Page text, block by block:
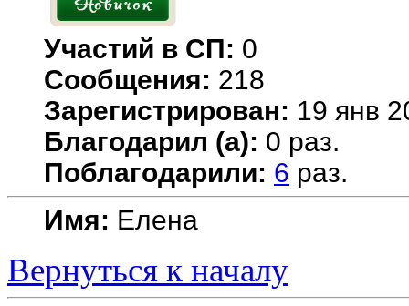
Участий в СП: 0
Сообщения: 218
Зарегистрирован: 19 янв
Благодарил (а): 0 раз.
Поблагодарили: 6 раз.
Имя: Елена
Вернуться к началу